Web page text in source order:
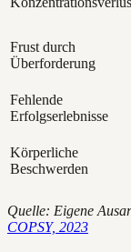
Frust durch
Überforderung
Fehlende
Erfolgserlebnisse
Körperliche
Beschwerden
Quelle: Eigene
COPSY, 2023